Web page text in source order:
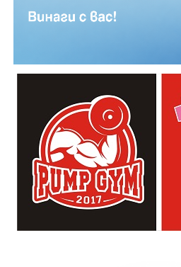
които свират на китара, да
от професионалното им ниво.
– то не е концерт, а
всеки участва по свой
официална програма, няма
изпълнители и разделение
артисти. Всеки е добре дошъл
просто да преживее
падащи звезди и желания.